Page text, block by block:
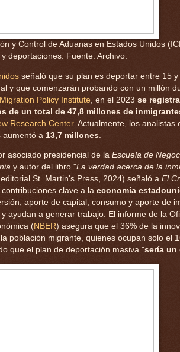
y Control de Aduanas en Estados Unidos
deportaciones. Fuente: Archivo.
señaló que su plan es deportar entre 15
y que comenzarán probando con un millón
Migration Policy Institute , en el 2023 se
de un total de 47,8 millones de
Research Center. Actualmente, los analistas
aumentó a 13,7 millones
asociado presidencial de la Escuela de
y autor del libro "La verdad acerca de la
St. Martin's Press, 2024) señaló a El
clave a la economía
aporte de capital, consumo y aporte de
ayudan a generar trabajo. El informe de la
(NBER) asegura que el 36% de la
población migrante, quienes ocupan solo el
que el plan de deportación masiva "sería un